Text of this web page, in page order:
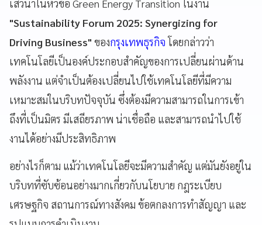
เสวนาในหัวข้อ Green Energy Transition ในงาน
"Sustainability Forum 2025: Synergizing for
Driving Business" ของกรุงเทพธุรกิจโดยกล่าวว่า
เทคโนโลยีเป็นองค์ประกอบสำคัญของการเปลี่ยนผ่านด้าน
พลังงาน แต่จำเป็นต้องเปลี่ยนไปใช้เทคโนโลยีที่มีความ
เหมาะสมในบริบทปัจจุบัน ซึ่งต้องมีความสามารถในการเข้า
ถึงที่เป็นมิตร มีเสถียรภาพ น่าเชื่อถือ และสามารถนำไปใช้
งานได้อย่างมีประสิทธิภาพ
อย่างไรก็ตาม แม้ว่าเทคโนโลยีจะมีความสำคัญ แต่มันยังอยู่ใน
บริบทที่ซับซ้อนอย่างมากเกี่ยวกับนโยบาย กฎระเบียบ
เศรษฐกิจ สถานการณ์ทางสังคม ข้อตกลงการทำสัญญา และ